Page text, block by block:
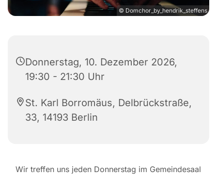
© Domchor_by_hendrik_steffens
Donnerstag, 10. Dezember 2026,
19:30 - 21:30 Uhr
St. Karl Borromäus, Delbrückstraße,
33, 14193 Berlin
Wir treffen uns jeden Donnerstag im Gemeindesaal